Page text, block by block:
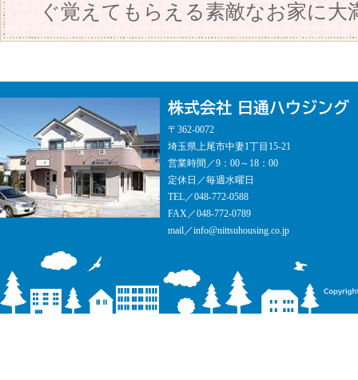
ぐ覚えてもらえる素敵なお家に大
日通ハウジング
〒362-0072
埼玉県上尾市中妻1丁目15-21
営業時間／9：00～18：00
定休日／毎週水曜日
TEL／048-772-0588
FAX／048-772-0789
mail／info@nittsuhousing.co.jp